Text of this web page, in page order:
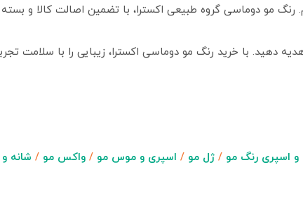
رنگ مو دوماسی گروه طبیعی اکسترا، با تضمین اصالت کالا و
دهید. با خرید رنگ مو دوماسی اکسترا، زیبایی را با سلامت
و اسپری رنگ مو / ژل مو / اسپری و موس مو / واکس مو / شانه